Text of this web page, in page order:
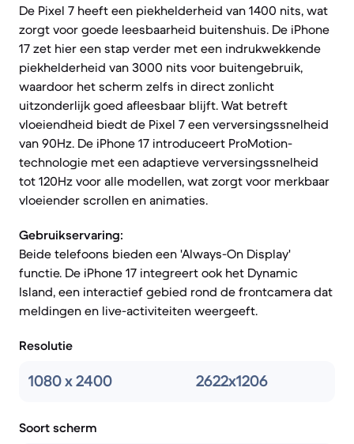
De Pixel 7 heeft een piekhelderheid van 1400 nits, wat
zorgt voor goede leesbaarheid buitenshuis. De iPhone
17 zet hier een stap verder met een indrukwekkende
piekhelderheid van 3000 nits voor buitengebruik,
waardoor het scherm zelfs in direct zonlicht
uitzonderlijk goed afleesbaar blijft. Wat betreft
vloeiendheid biedt de Pixel 7 een verversingssnelheid
van 90Hz. De iPhone 17 introduceert ProMotion-
technologie met een adaptieve verversingssnelheid
tot 120Hz voor alle modellen, wat zorgt voor merkbaar
vloeiender scrollen en animaties.
Gebruikservaring:
Beide telefoons bieden een 'Always-On Display'
functie. De iPhone 17 integreert ook het Dynamic
Island, een interactief gebied rond de frontcamera dat
meldingen en live-activiteiten weergeeft.
Resolutie
1080 x 2400 2622x1206
Soort scherm